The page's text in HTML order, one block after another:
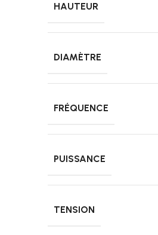
HAUTEUR
DIAMÈTRE
FRÉQUENCE
PUISSANCE
TENSION